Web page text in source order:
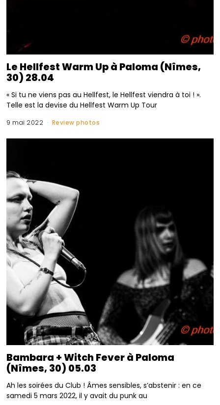
Le Hellfest Warm Up à Paloma (Nîmes,
30) 28.04
« Si tu ne viens pas au Hellfest, le Hellfest viendra à toi ! ».
Telle est la devise du Hellfest Warm Up Tour
9 mai 2022 Review photos
Bambara + Witch Fever à Paloma
(Nîmes, 30) 05.03
Ah les soirées du Club ! Âmes sensibles, s’abstenir : en ce
samedi 5 mars 2022, il y avait du punk au